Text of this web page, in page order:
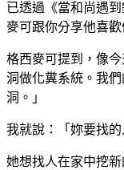
已透過《當和尚遇
麥可跟你分享他喜
格西麥可提到，像
洞做化糞系統。我
洞。」
我就說：「妳要找的
她想找人在家中挖